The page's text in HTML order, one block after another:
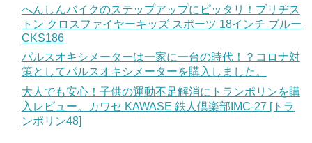
へんしんバイクのステップアップにピッタリ！ブリヂス
トン クロスファイヤーキッズ スポーツ 18インチ ブルー
CKS186
パルスオキシメーターは一家に一台の時代！？コロナ対
策としてパルスオキシメーターを購入しました。
大人でも安心！子供の運動不足解消にトランポリンを購
入レビュー。カワセ KAWASE 鉄人倶楽部IMC-27 [トラ
ンポリン48]